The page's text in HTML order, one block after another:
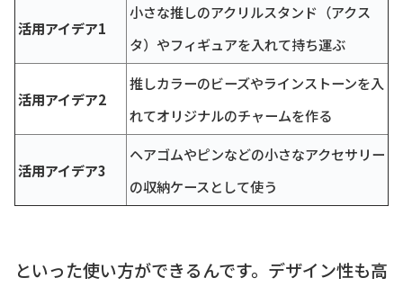
活用アイデア1
小さな推しのアクリルスタンド（アクス
タ）やフィギュアを入れて持ち運ぶ
活用アイデア2
推しカラーのビーズやラインストーンを入
れてオリジナルのチャームを作る
活用アイデア3
ヘアゴムやピンなどの小さなアクセサリー
の収納ケースとして使う
といった使い方ができるんです。デザイン性も高